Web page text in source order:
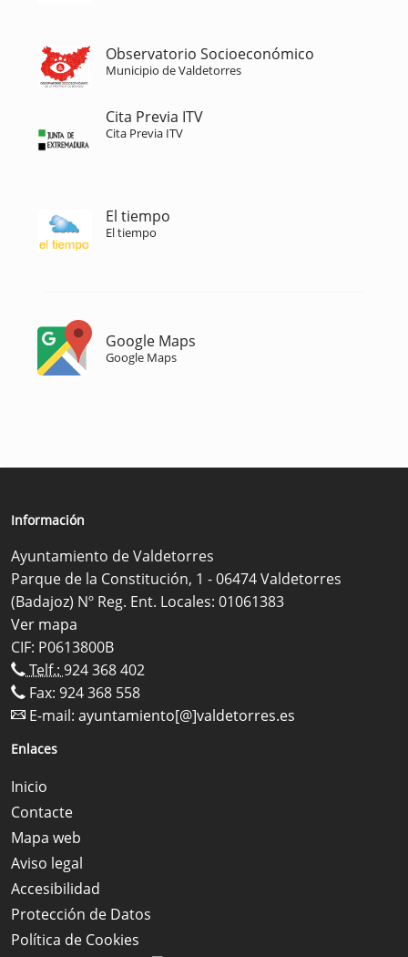
Observatorio Socioeconómico
Municipio de Valdetorres
Cita Previa ITV
Cita Previa ITV
El tiempo
El tiempo
Google Maps
Google Maps
Información
Ayuntamiento de Valdetorres
Parque de la Constitución, 1 - 06474 Valdetorres
(Badajoz) Nº Reg. Ent. Locales: 01061383
Ver mapa
CIF: P0613800B
Telf.: 924 368 402
Fax: 924 368 558
E-mail: ayuntamiento[@]valdetorres.es
Enlaces
Inicio
Contacte
Mapa web
Aviso legal
Accesibilidad
Protección de Datos
Política de Cookies